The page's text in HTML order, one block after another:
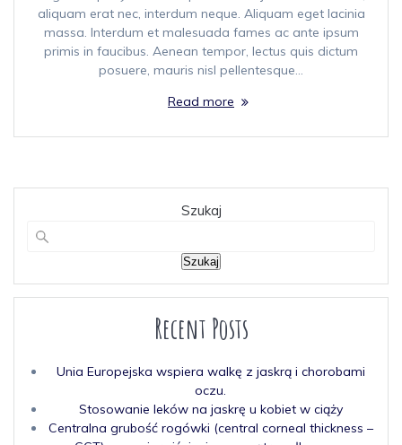
aliquam erat nec, interdum neque. Aliquam eget lacinia
massa. Interdum et malesuada fames ac ante ipsum
primis in faucibus. Aenean tempor, lectus quis dictum
posuere, mauris nisl pellentesque…
Read more
Szukaj
Szukaj
Recent Posts
Unia Europejska wspiera walkę z jaskrą i chorobami
oczu.
Stosowanie leków na jaskrę u kobiet w ciąży
Centralna grubość rogówki (central corneal thickness –